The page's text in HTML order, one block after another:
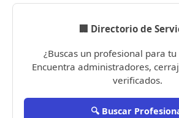
🏢 Directorio de
¿Buscas un profesional para
Encuentra administradores,
verificados.
🔍 Buscar